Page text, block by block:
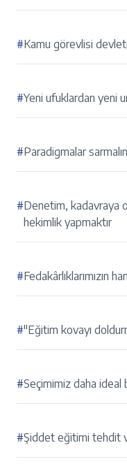
#Kamu görevlisi
#Yeni ufuklardan yeni
#Paradigmalar
#Denetim, kadavraya
hekimlik yapmaktır
#Fedakârlıklarımızın
#"Eğitim kovayı
#Seçimimiz daha
#Şiddet eğitimi tehdit